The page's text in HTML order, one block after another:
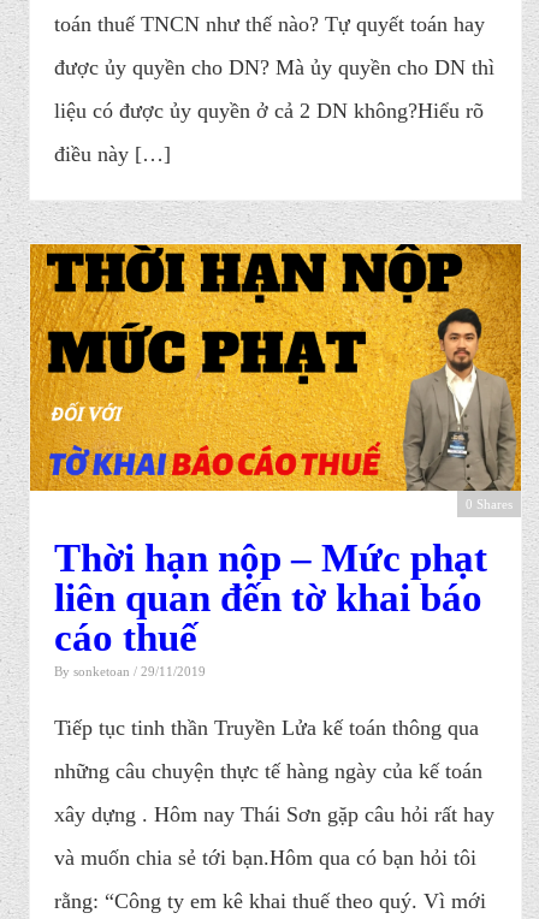
toán thuế TNCN như thế nào? T ự quyết toán hay
được ủy quyền cho DN? Mà ủy quyền cho DN thì
liệu có được ủy quyền ở cả 2 DN không?Hiểu rõ
điều này […]
0 Shares
Thời hạn nộp – Mức phạt
liên quan đến tờ khai báo
cáo thuế
By sonketoan / 29/11/2019
Tiếp tục tinh thần Truyền Lửa kế toán thông qua
những câu chuyện thực tế hàng ngày của kế toán
xây dựng . Hôm nay Thái Sơn gặp câu hỏi rất hay
và muốn chia sẻ tới bạn.Hôm qua có bạn hỏi tôi
rằng: “Công ty em kê khai thuế theo quý. Vì mới